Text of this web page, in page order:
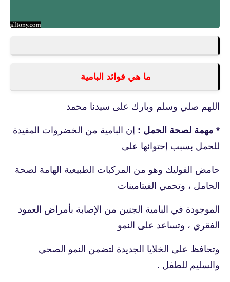
ما هي فوائد البامية
اللهم صلي وسلم وبارك على سيدنا محمد
* مهمة لصحة الحمل : إن البامية من الخضروات المفيدة
للحمل بسبب إحتوائها على
حامض الفوليك وهو من المركبات الطبيعية الهامة لصحة
الحامل ، وتحمي الفيتامينات
الموجودة في البامية الجنين من الإصابة بأمراض العمود
الفقري ، وتساعد على النمو
وتحافظ على الخلايا الجديدة لتضمن النمو الصحي
والسليم للطفل .